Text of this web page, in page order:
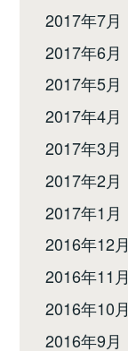
2017年7月
2017年6月
2017年5月
2017年4月
2017年3月
2017年2月
2017年1月
2016年12月
2016年11月
2016年10月
2016年9月